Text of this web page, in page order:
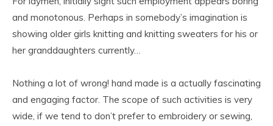
and monotonous. Perhaps in somebody’s imagination is
showing older girls knitting and knitting sweaters for his or
her granddaughters currently…
Nothing a lot of wrong! hand made is a actually fascinating
and engaging factor. The scope of such activities is very
wide, if we tend to don’t prefer to embroidery or sewing,